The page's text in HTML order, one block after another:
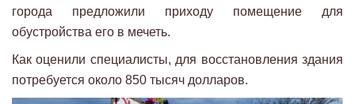
города предложили приходу помещение для
обустройства его в мечеть.
Как оценили специалисты, для восстановления здания
потребуется около 850 тысяч долларов.